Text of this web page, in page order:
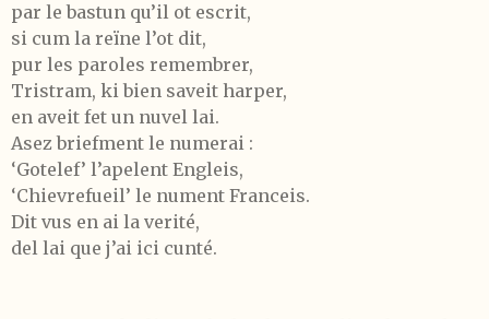
par le bastun qu’il ot escrit,
si cum la reïne l’ot dit,
pur les paroles remembrer,
Tristram, ki bien saveit harper,
en aveit fet un nuvel lai.
Asez briefment le numerai :
‘Gotelef’ l’apelent Engleis,
‘Chievrefueil’ le nument Franceis.
Dit vus en ai la verité,
del lai que j’ai ici cunté.